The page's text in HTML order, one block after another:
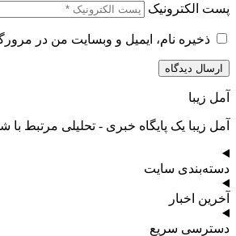
پست الکترونیک
ذخیره نام، ایمیل و وبسایت من در
آمل زیبا
آمل زیبا یک پایگاه خبری - تحلیلی مرتبط
دسته‌بندی سایت
آخرین اخبار
دسترسی سریع